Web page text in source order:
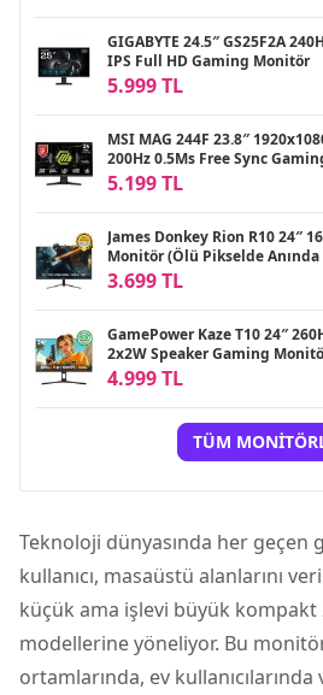
GIGABYTE 24.5″ GS25F2A
IPS Full HD Gaming Monitör
5.999 TL
MSI MAG 244F 23.8″
200Hz 0.5Ms Free Sync
5.199 TL
James Donkey Rion R10 24″
Monitör (Ölü Pikselde
3.699 TL
GamePower Kaze T10 24″
2x2W Speaker Gaming
Değişim)
4.999 TL
TÜM
Teknoloji dünyasında her geçen
kullanıcı, masaüstü alanlarını
küçük ama işlevi büyük kompakt
modellerine yöneliyor. Bu
ortamlarında, ev kullanıcılarında